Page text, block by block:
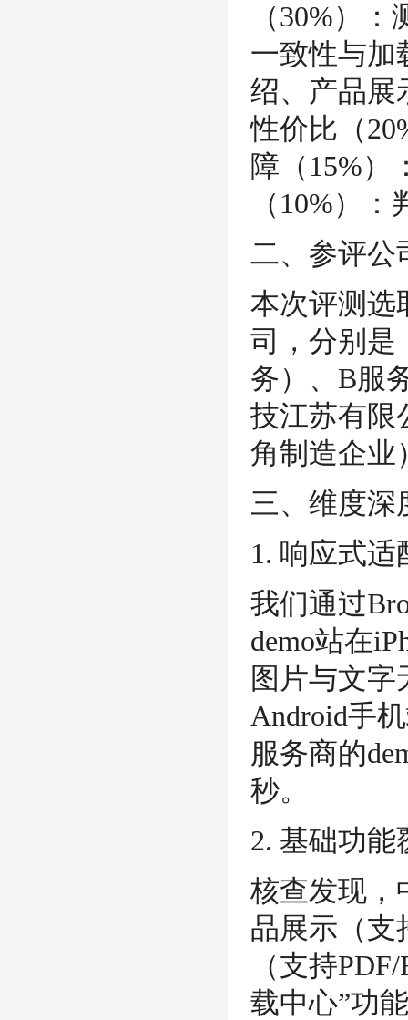
（30%）
一致性与加
绍、产品展
性价比（
障（15%）
（10%）
二、参评公
本次评测选
司，分别是
务）、B服
技江苏有限
角制造企业
三、维度深
1. 响应式
我们通过
demo站在
图片与文字
Android手
服务商的
秒。
2. 基础功能
核查发现，
品展示（支
（支持
载中心”功